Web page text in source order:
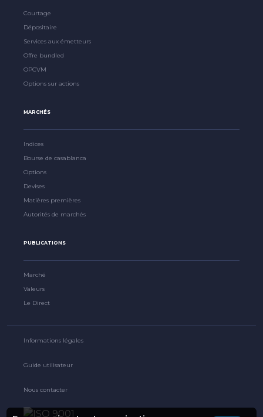
Courtage
Dépositaire
Services aux émetteurs
Offre bundled
OPCVM
Options sur actions
MARCHÉS
Indices
Bourse de casablanca
Options
Devises
Matières premières
Autorités de marchés
PUBLICATIONS
Marché
Valeurs
Le Direct
Informations légales
Guide utilisateur
Nous contacter